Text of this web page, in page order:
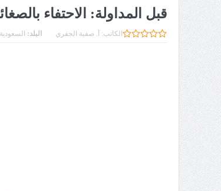
قبل المداولة: الاحتفاء
الكاتب: أ. صفية الجفري البلد: السعودية